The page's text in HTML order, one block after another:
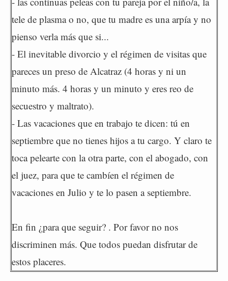
tele de plasma o no, que tu madre es una arpía y no
pienso verla más que si...
- El inevitable divorcio y el régimen de visitas que
pareces un preso de Alcatraz (4 horas y ni un
minuto más. 4 horas y un minuto y eres reo de
secuestro y maltrato).
- Las vacaciones que en trabajo te dicen: tú en
septiembre que no tienes hijos a tu cargo. Y claro te
toca pelearte con la otra parte, con el abogado, con
el juez, para que te cambíen el régimen de
vacaciones en Julio y te lo pasen a septiembre.
En fin ¿para que seguir? . Por favor no nos
discriminen más. Que todos puedan disfrutar de
estos placeres.